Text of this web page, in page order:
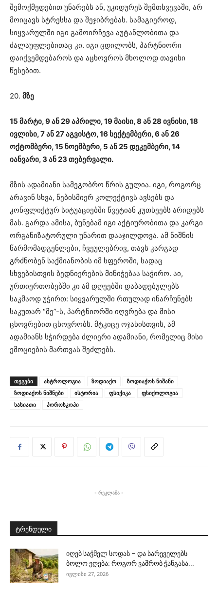
შემოქმედებით უნარებს ან, უკიდურეს შემთხვევაში, არ
მოიცავს სტრესსა და შეჯიბრებას. სამაგიეროდ,
სიყვარულში იგი გამოირჩევა აუტანლობითა და
ძალაუფლებითაც კი. იგი ცდილობს, პარტნიორი
დაიქვემდებაროს და აცხოვროს მხოლოდ თავისი
წესებით.
20. მზე
15 მარტი, 9 ან 29 აპრილი, 19 მაისი, 8 ან 28 ივნისი, 18
ივლისი, 7 ან 27 აგვისტო, 16 სექტემბერი, 6 ან 26
ოქტომბერი, 15 ნოემბერი, 5 ან 25 დეკემბერი, 14
იანვარი, 3 ან 23 თებერვალი.
მზის ადამიანი სამეგობრო წრის გულია. იგი, როგორც
არავინ სხვა, ნებისმიერ კოლექტივს ავსებს და
კონფლიქტურ სიტუაციებში წვეტიან კუთხეებს არიდებს
მას. გარდა ამისა, ბუნებამ იგი აქტიურობითა და კარგი
ორგანიზატორული უნარით დააჯილდოვა. ამ ნიშნის
წარმომადგენლები, ჩვეულებრივ, თავს კარგად
გრძნობენ საქმიანობის იმ სფეროში, სადაც
სხვებისთვის ბედნიერების მინიჭებაა საჭირო. აი,
ურთიერთობებში კი ამ დღეებში დაბადებულებს
საკმაოდ უჭირთ: სიყვარულში რთულად ინარჩუნებს
საკუთარ “მე”-ს, პარტნიორში იღვრება და მისი
ცხოვრებით ცხოვრობს. მტკიცე ოჯახისთვის, ამ
ადამიანს სჭირდება ძლიერი ადამიანი, რომელიც მისი
ემოციების მართვას შეძლებს.
ᲗᲔᲒᲔᲑᲘ ასტროლოგია ზოდიაქო
ზოდიაქოს ნიშანი
ზოდიაქოს ნიშნები
ისტორია ფსიქიკა
ფსიქოლოგია
ხასიათი
ჰოროსკოპი
- რეკლამა -
ტრენდული
იღებ საჭმელ სოდას – და სარეველებს
ბოლო ეღება: როგორ ვაშრობ ჭანგასა...
ივლისი 27, 2026